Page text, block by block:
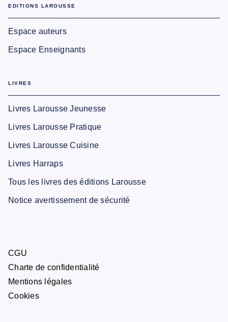
EDITIONS LAROUSSE
Espace auteurs
Espace Enseignants
LIVRES
Livres Larousse Jeunesse
Livres Larousse Pratique
Livres Larousse Cuisine
Livres Harraps
Tous les livres des éditions Larousse
Notice avertissement de sécurité
CGU
Charte de confidentialité
Mentions légales
Cookies